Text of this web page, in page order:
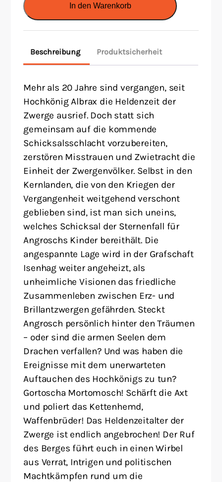
Menge
In den Warenkorb
Beschreibung Produktsicherheit
Mehr als 20 Jahre sind vergangen, seit
Hochkönig Albrax die Heldenzeit der
Zwerge ausrief. Doch statt sich
gemeinsam auf die kommende
Schicksalsschlacht vorzubereiten,
zerstören Misstrauen und Zwietracht die
Einheit der Zwergenvölker. Selbst in den
Kernlanden, die von den Kriegen der
Vergangenheit weitgehend verschont
geblieben sind, ist man sich uneins,
welches Schicksal der Sternenfall für
Angroschs Kinder bereithält. Die
angespannte Lage wird in der Grafschaft
Isenhag weiter angeheizt, als
unheimliche Visionen das friedliche
Zusammenleben zwischen Erz- und
Brillantzwergen gefährden. Steckt
Angrosch persönlich hinter den Träumen
– oder sind die armen Seelen dem
Drachen verfallen? Und was haben die
Ereignisse mit dem unerwarteten
Auftauchen des Hochkönigs zu tun?
Gortoscha Mortomosch! Schärft die Axt
und poliert das Kettenhemd,
Waffenbrüder! Das Heldenzeitalter der
Zwerge ist endlich angebrochen! Der Ruf
des Berges führt euch in einen Wirbel
aus Verrat, Intrigen und politischen
Machtkämpfen rund um die